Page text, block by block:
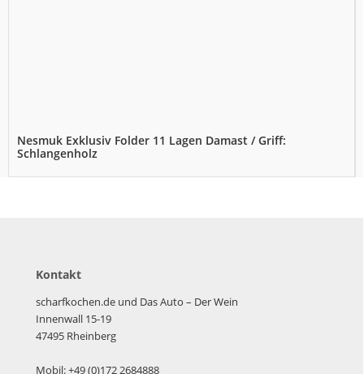
Nesmuk Exklusiv Folder 11 Lagen Damast / Griff:
Schlangenholz
Kontakt
scharfkochen.de und Das Auto – Der Wein
Innenwall 15-19
47495 Rheinberg
Mobil: +49 (0)172 2684888